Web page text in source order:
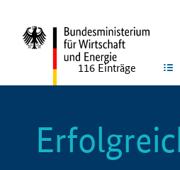
116 Einträge